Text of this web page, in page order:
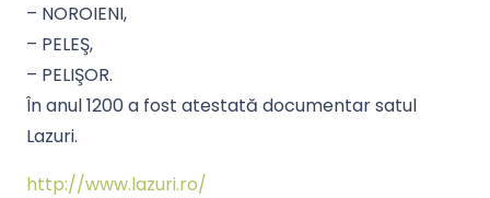
– NOROIENI,
– PELEŞ,
– PELIŞOR.
În anul 1200 a fost atestată documentar satul
Lazuri.
http://www.lazuri.ro/